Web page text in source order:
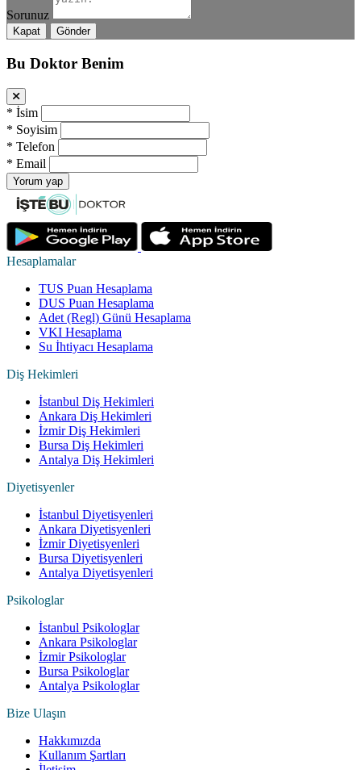
Sorunuz
Kapat Gönder
Bu Doktor Benim
* İsim
* Soyisim
* Telefon
* Email
Yorum yap
Hesaplamalar
TUS Puan Hesaplama
DUS Puan Hesaplama
Adet (Regl) Günü Hesaplama
VKI Hesaplama
Su İhtiyacı Hesaplama
Diş Hekimleri
İstanbul Diş Hekimleri
Ankara Diş Hekimleri
İzmir Diş Hekimleri
Bursa Diş Hekimleri
Antalya Diş Hekimleri
Diyetisyenler
İstanbul Diyetisyenleri
Ankara Diyetisyenleri
İzmir Diyetisyenleri
Bursa Diyetisyenleri
Antalya Diyetisyenleri
Psikologlar
İstanbul Psikologlar
Ankara Psikologlar
İzmir Psikologlar
Bursa Psikologlar
Antalya Psikologlar
Bize Ulaşın
Hakkımızda
Kullanım Şartları